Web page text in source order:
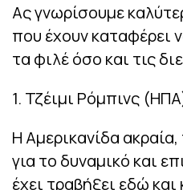
Ας γνωρίσουμε
που έχουν καταφέρει
τα φιλέ όσο και τις
1. Τζέιμι Ρόμπινς
Η Αμερικανίδα
για το δυναμικό και
έχει τραβήξει εδώ